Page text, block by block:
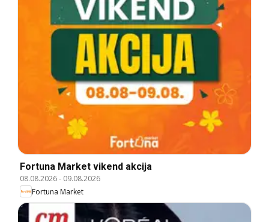
Fortuna Market vikend akcija
08.08.2026- 09.08.2026
Fortuna Market